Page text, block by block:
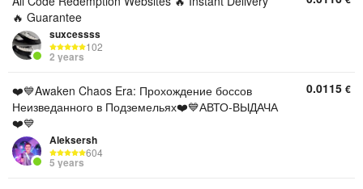
🔥 Guarantee
suxcessss
102
2 years
❤️💙Awaken Chaos Era: Прохождение боссов
Неизведанного в Подземельях❤️💙АВТО-ВЫДАЧА
❤️💙
Aleksersh
604
5 years
0.0115 €